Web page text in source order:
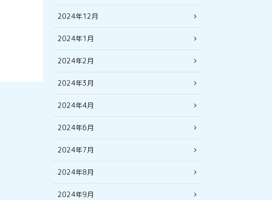
2024年12月
2024年1月
2024年2月
2024年3月
2024年4月
2024年6月
2024年7月
2024年8月
2024年9月